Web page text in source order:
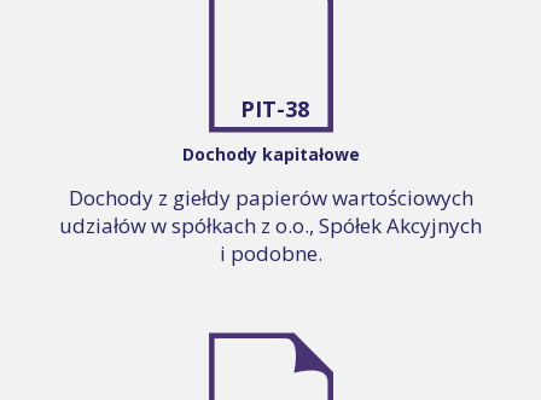
PIT-38
Dochody kapitałowe
Dochody z giełdy papierów wartościowych
udziałów w spółkach z o.o., Spółek Akcyjnych
i podobne.